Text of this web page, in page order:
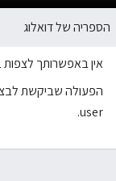
הספריה של דואלוג
אין באפשרותך
user.